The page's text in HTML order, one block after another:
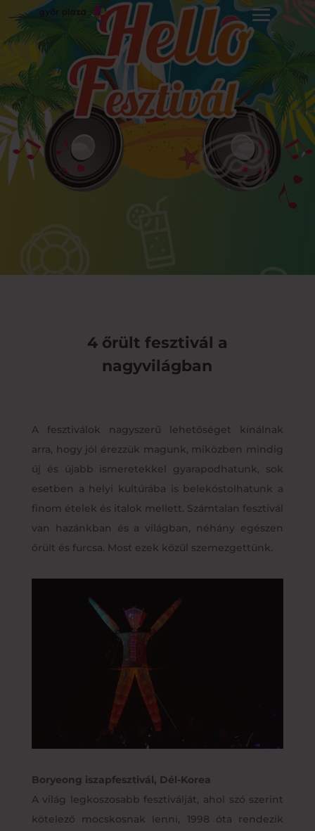
4 őrült fesztivál a
nagyvilágban
A fesztiválok nagyszerű lehetőséget kínálnak
arra, hogy jól érezzük magunk, miközben mindig
új és újabb ismeretekkel gyarapodhatunk, sok
esetben a helyi kultúrába is belekóstolhatunk a
finom ételek és italok mellett. Számtalan fesztivál
van hazánkban és a világban, néhány egészen
őrült és furcsa. Most ezek közül szemezgettünk.
Boryeong iszapfesztivál, Dél-Korea
A világ legkoszosabb fesztiválját, ahol szó szerint
kötelező mocskosnak lenni, 1998 óta rendezik